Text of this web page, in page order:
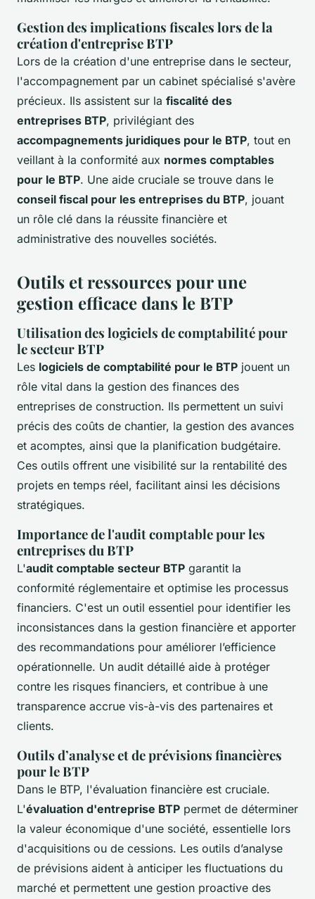
Gestion des implications fiscales lors de la
création d'entreprise BTP
Lors de la création d'une entreprise dans le secteur,
l'accompagnement par un cabinet spécialisé s'avère
précieux. Ils assistent sur la fiscalité des
entreprises BTP, privilégiant des
accompagnements juridiques pour le BTP, tout en
veillant à la conformité aux normes comptables
pour le BTP. Une aide cruciale se trouve dans le
conseil fiscal pour les entreprises du BTP, jouant
un rôle clé dans la réussite financière et
administrative des nouvelles sociétés.
Outils et ressources pour une
gestion efficace dans le BTP
Utilisation des logiciels de comptabilité pour
le secteur BTP
Les logiciels de comptabilité pour le BTP jouent un
rôle vital dans la gestion des finances des
entreprises de construction. Ils permettent un suivi
précis des coûts de chantier, la gestion des avances
et acomptes, ainsi que la planification budgétaire.
Ces outils offrent une visibilité sur la rentabilité des
projets en temps réel, facilitant ainsi les décisions
stratégiques.
Importance de l'audit comptable pour les
entreprises du BTP
L'audit comptable secteur BTP garantit la
conformité réglementaire et optimise les processus
financiers. C'est un outil essentiel pour identifier les
inconsistances dans la gestion financière et apporter
des recommandations pour améliorer l’efficience
opérationnelle. Un audit détaillé aide à protéger
contre les risques financiers, et contribue à une
transparence accrue vis-à-vis des partenaires et
clients.
Outils d’analyse et de prévisions financières
pour le BTP
Dans le BTP, l'évaluation financière est cruciale.
L'évaluation d'entreprise BTP permet de déterminer
la valeur économique d'une société, essentielle lors
d'acquisitions ou de cessions. Les outils d’analyse
de prévisions aident à anticiper les fluctuations du
marché et permettent une gestion proactive des